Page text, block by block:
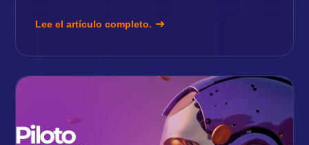
Lee el artículo completo.